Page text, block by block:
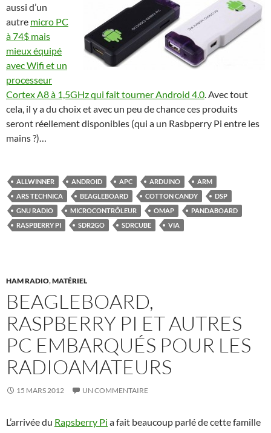
aussi d’un
autre micro PC
à 74$ mais
mieux équipé
avec Wifi et un
processeur
Cortex A8 à 1,5GHz qui fait tourner Android 4.0. Avec tout
cela, il y a du choix et avec un peu de chance ces produits
seront réellement disponibles (qui a un Rasbperry Pi entre les
mains ?)…
ALLWINNER ANDROID APC ARDUINO
ARM
ARS TECHNICA
BEAGLEBOARD COTTON CANDY
DSP
GNU RADIO
MICROCONTRÔLEUR OMAP
PANDABOARD
RASPBERRY PI
SDR2GO SDRCUBE VIA
HAM RADIO,MATÉRIEL
BEAGLEBOARD,
RASPBERRY PI ET AUTRES
PC EMBARQUÉS POUR LES
RADIOAMATEURS
15 MARS 2012 UN COMMENTAIRE
L’arrivée du Rapsberry Pi a fait beaucoup parlé de cette famille